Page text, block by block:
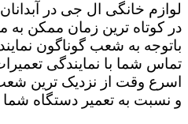
لوازم خانگی ال جی در
در کوتاه ترین زمان ممکن به
باتوجه به شعب گوناگون
تماس شما با نمایندگی
اسرع وقت از نزدیک ترین
و نسبت به تعمیر دستگاه شما